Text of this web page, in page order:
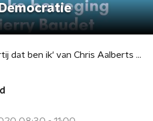
'De partij dat ben ik' van Chris Aalberts over de opkomst van Forum voor Democratie